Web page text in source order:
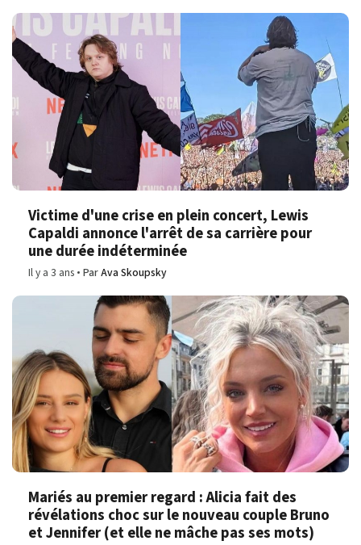
Victime d'une crise en plein concert, Lewis
Capaldi annonce l'arrêt de sa carrière pour
une durée indéterminée
Il y a 3 ans ParAva Skoupsky
Mariés au premier regard : Alicia fait des
révélations choc sur le nouveau couple Bruno
et Jennifer (et elle ne mâche pas ses mots)